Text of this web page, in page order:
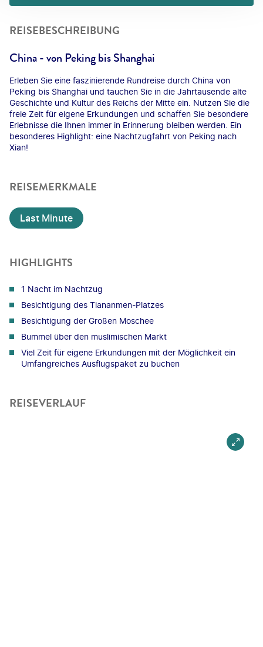
REISEBESCHREIBUNG
China - von Peking bis Shanghai
Erleben Sie eine faszinierende Rundreise durch China von
Peking bis Shanghai und tauchen Sie in die Jahrtausende alte
Geschichte und Kultur des Reichs der Mitte ein. Nutzen Sie die
freie Zeit für eigene Erkundungen und schaffen Sie besondere
Erlebnisse die Ihnen immer in Erinnerung bleiben werden. Ein
besonderes Highlight: eine Nachtzugfahrt von Peking nach
Xian!
REISEMERKMALE
Last Minute
HIGHLIGHTS
1 Nacht im Nachtzug
Besichtigung des Tiananmen-Platzes
Besichtigung der Großen Moschee
Bummel über den muslimischen Markt
Viel Zeit für eigene Erkundungen mit der Möglichkeit ein
Umfangreiches Ausflugspaket zu buchen
REISEVERLAUF